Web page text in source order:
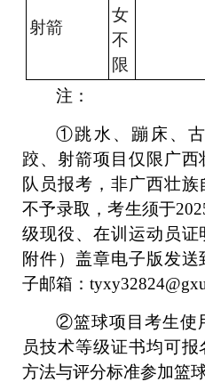
射箭
女
不
限
注：
①跳水、蹦床、
跤、射箭项目仅限 广西
队员报考，非广西壮
不予录取，考生须于
级现役、在训运动员
附件）盖章电子版发
子邮箱：
②篮球项目考生使
员技术等级证书均可
方法与评分标准参加篮